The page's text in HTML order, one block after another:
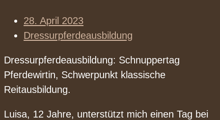
28. April 2023
Dressurpferdeausbildung
Dressurpferdeausbildung: Schnuppertag
Pferdewirtin, Schwerpunkt klassische
Reitausbildung.
Luisa, 12 Jahre, unterstützt mich einen Tag bei